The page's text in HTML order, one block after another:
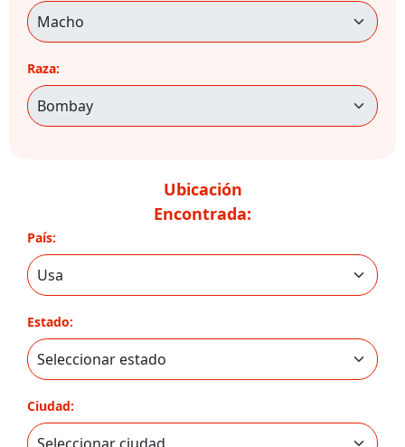
Raza:
Ubicación
Encontrada:
País:
Estado:
Ciudad: